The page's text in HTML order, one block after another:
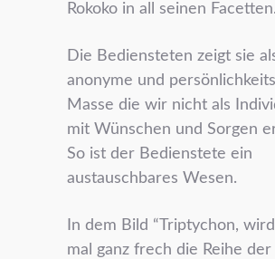
Rokoko in all seinen Facetten.
Die Bediensteten zeigt sie
anonyme und
Masse die wir nicht als
mit Wünschen und Sorgen
So ist der Bedienstete ein
austauschbares Wesen.
In dem Bild “Triptychon,
mal ganz frech die Reihe der